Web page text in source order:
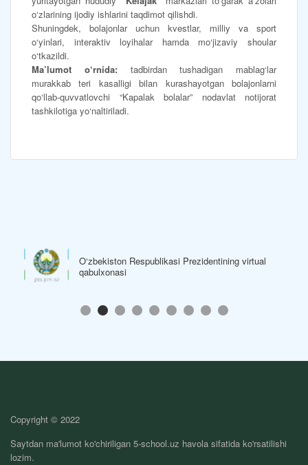
o‘zlarining ijodiy ishlarini taqdimot qilishdi.
Shuningdek, bolajonlar uchun kvestlar, milliy va sport
o‘yinlari, interaktiv loyihalar hamda mo‘jizaviy shoular
o‘tkazildi.
Ma’lumot o‘rnida: tadbirdan tushadigan mablag‘lar
murakkab teri kasalligi bilan kurashayotgan bolajonlarni
qo‘llab-quvvatlovchi “Kapalak bolalar” nodavlat notijorat
tashkilotiga yo‘naltiriladi.
O‘zbekiston Respublikasi Prezidentining virtual
qabulxonasi
Copyright © 2022
Saytdan ma'lumot ko'chiriligan 5-school.uz havola sifatida ko'rsatilishi
lozim.